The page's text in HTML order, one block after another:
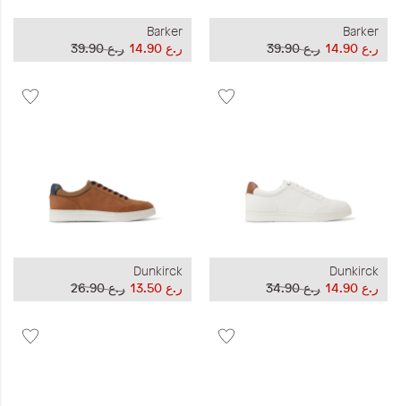
Barker
ر.ع 39.90
ر.ع 14.90
Barker
ر.ع 39.90
ر.ع 14.90
Dunkirck
ر.ع 34.90
ر.ع 14.90
Dunkirck
ر.ع 26.90
ر.ع 13.50